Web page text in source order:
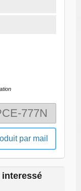
par mail
interessé